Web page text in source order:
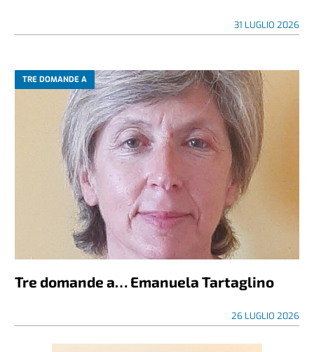
31 LUGLIO 2026
TRE DOMANDE A
Tre domande a… Emanuela Tartaglino
26 LUGLIO 2026